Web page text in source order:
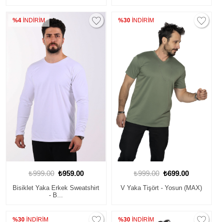
%4 İNDİRİM
₺999.00 ₺959.00
Bisiklet Yaka Erkek Sweatshirt
- B...
%30İNDİRİM
₺999.00 ₺699.00
V Yaka Tişört - Yosun (MAX)
%30 İNDİRİM %30İNDİRİM